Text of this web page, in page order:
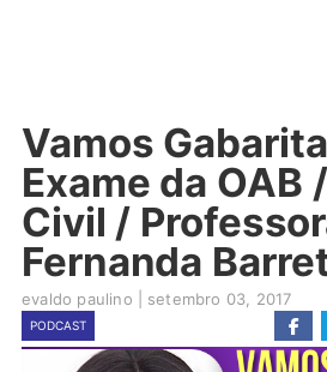
Vamos
Exame da OAB
Civil /
Fernanda
evaldo paulino setembro 03, 2017
PODCAST